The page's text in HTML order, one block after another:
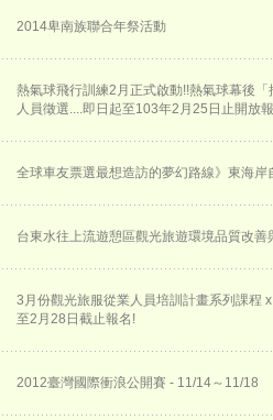
2014卑南族聯合年祭活動
熱氣球飛行訓練2月正式啟動!!熱氣球幕後
人員徵選....即日起至103年2月25日止開放
全球車友票選最想造訪的夢幻路線》東海岸
台東水往上流遊憩區觀光旅遊環境品質改善
3月份觀光旅服從業人員培訓計畫系列課程
至2月28日截止報名!
2012臺灣國際衝浪公開賽 - 11/14～11/18